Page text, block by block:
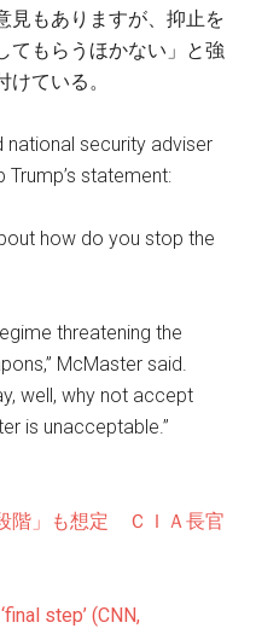
見もありますが、抑止を
てもらうほかない」と強
ている。
security adviser
statement:
how do you stop the
threatening the
McMaster said.
well, why not accept
is unacceptable.”
階」も想定 ＣＩＡ長官
step’ (CNN,